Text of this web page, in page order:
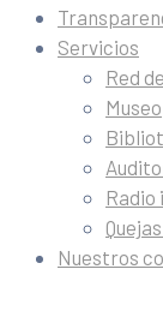
Servicios
Red
Museo
Radio
Nuestros